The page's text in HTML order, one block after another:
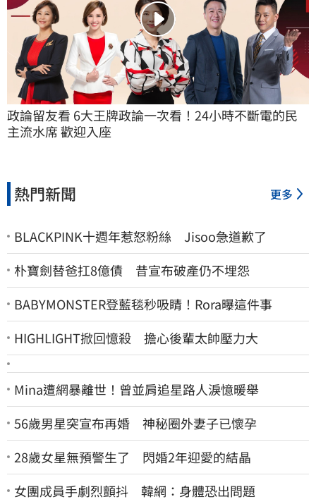
政論留友看 6大王牌政論一次看！24小時不斷電的民
主流水席 歡迎入座
熱門新聞 更多
BLACKPINK十週年惹怒粉絲 Jisoo急道歉了
朴寶劍替爸扛8億債 昔宣布破產仍不埋怨
BABYMONSTER登藍毯秒吸睛！Rora曝這件事
HIGHLIGHT掀回憶殺 擔心後輩太帥壓力大
Mina遭網暴離世！曾並肩追星路人淚憶暖舉
56歲男星突宣布再婚 神秘圈外妻子已懷孕
28歲女星無預警生了 閃婚2年迎愛的結晶
女團成員手劇烈顫抖 韓網：身體恐出問題